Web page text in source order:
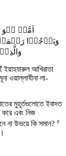
اَمَّنۡ ہُوَ
وَیَرۡجُوۡا
আখিরাতা
ওয়াল্লাযীনা লা-
মুহূর্তগুলোতে ইবাদত
এবং নিজ
না উভয়ে কি সমান? ৫